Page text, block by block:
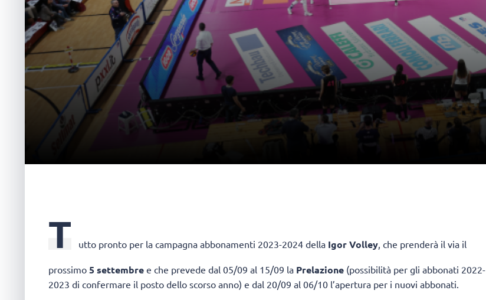
T utto pronto per la campagna abbonamenti 2023-2024 della Igor Volley , che prenderà il via il
prossimo 5 settembre e che prevede dal 05/09 al 15/09 la Prelazione (possibilità per gli abbonati 2022-
2023 di confermare il posto dello scorso anno) e dal 20/09 al 06/10 l’apertura per i nuovi abbonati.